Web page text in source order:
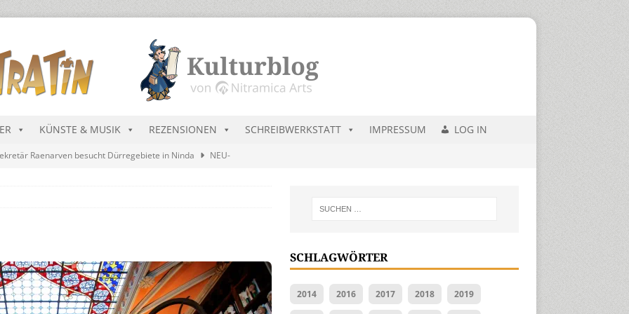
KÜNSTE & MUSIK REZENSIONEN SCHREIBWERKSTATT IMPRESSUM LOG IN
Raenarven besucht Dürregebiete in Ninda
NEU-
Charts im August 2026 MUSIK
SCHLAGWÖRTER
2014 2016 2017 2018 2019